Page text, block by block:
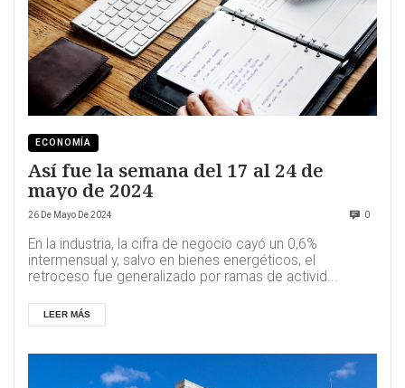
ECONOMÍA
Así fue la semana del 17 al 24 de
mayo de 2024
26 De Mayo De 2024 0
En la industria, la cifra de negocio cayó un 0,6%
intermensual y, salvo en bienes energéticos, el
retroceso fue generalizado por ramas de activid...
LEER MÁS